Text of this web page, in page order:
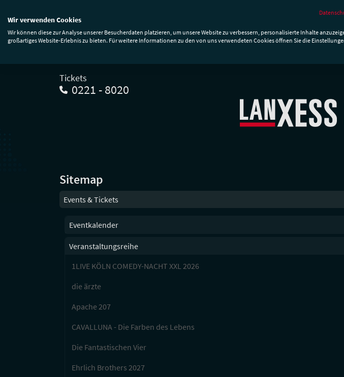
Events & Tickets Premium Anfahrt & Parken Besucherinfos
Tickets
0221 - 8020
Sitemap
Events & Tickets
Eventkalender
Veranstaltungsreihe
1LIVE KÖLN COMEDY-NACHT XXL 2026
die ärzte
Apache 207
CAVALLUNA - Die Farben des Lebens
Die Fantastischen Vier
Ehrlich Brothers 2027
Wir verwenden Cookies
Wir können diese zur Analyse unserer Besucherdaten platzieren, um unsere Website zu verbessern, personalisierte Inhalte
großartiges Website-Erlebnis zu bieten. Für weitere Informationen zu den von uns verwendeten Cookies öffnen Sie die